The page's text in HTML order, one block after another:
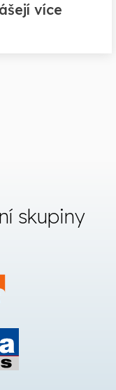
více
skupiny